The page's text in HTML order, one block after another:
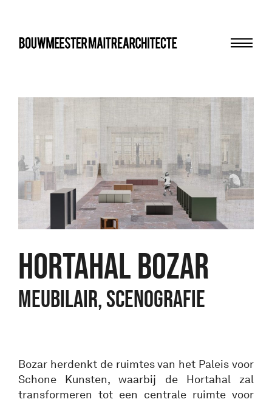
bma
HORTAHAL BOZAR
Meubilair, Scenografie
Bozar herdenkt de ruimtes van het Paleis voor
Schone Kunsten, waarbij de Hortahal zal
transformeren tot een centrale ruimte voor